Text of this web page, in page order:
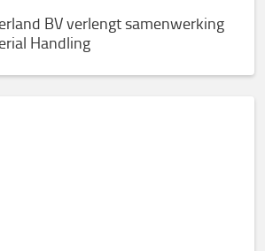
BV verlengt samenwerking
Handling